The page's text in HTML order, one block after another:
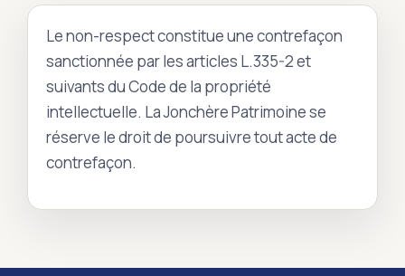
Le non-respect constitue une contrefaçon
sanctionnée par les articles L.335-2 et
suivants du Code de la propriété
intellectuelle. La Jonchère Patrimoine se
réserve le droit de poursuivre tout acte de
contrefaçon.